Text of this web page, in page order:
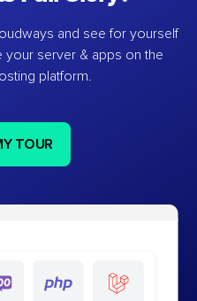
and see for yourself
your server & apps on the
platform.
TOUR